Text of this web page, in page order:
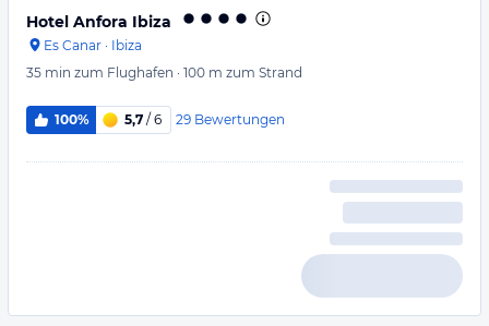
Hotel Anfora Ibiza
Es Canar · Ibiza
35 min zum Flughafen · 100 m zum Strand
100% 5,7 / 6 29 Bewertungen